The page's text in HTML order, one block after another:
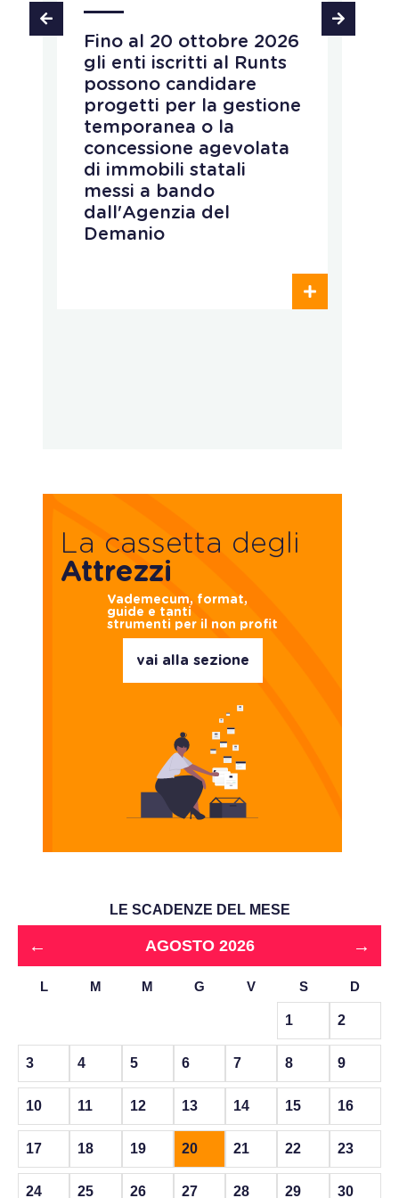
Fino al 20 ottobre 2026
gli enti iscritti al Runts
possono candidare
progetti per la gestione
temporanea o la
concessione agevolata
di immobili statali
messi a bando
dall'Agenzia del
Demanio
La cassetta degli
Attrezzi
Vademecum, format,
guide e tanti
strumenti per il non profit
vai alla sezione
LE SCADENZE DEL MESE
← AGOSTO 2026 →
L M M G V S D
1 2
3 4 5 6 7 8 9
10 11 12 13 14 15 16
17 18 19 20 21 22 23
24 25 26 27 28 29 30